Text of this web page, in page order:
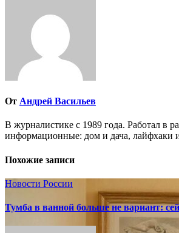
От Андрей Васильев
В журналистике с 1989 года. Работал в
информационные: дом и дача, лайфхаки
Похожие записи
Новости России
Тумба в ванной больше не вариант: